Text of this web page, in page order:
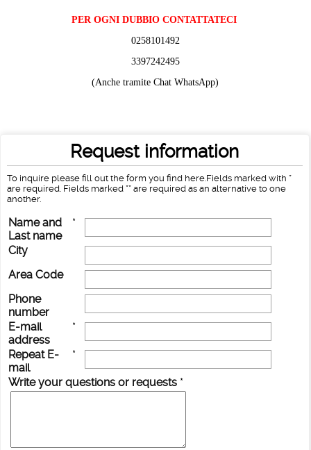
PER OGNI DUBBIO CONTATTATECI
0258101492
3397242495
(Anche tramite Chat WhatsApp)
Request information
To inquire please fill out the form you find here.Fields marked with *
are required. Fields marked ** are required as an alternative to one
another.
Name and
Last name
*
City
Area Code
Phone
number
E-mail
address
*
Repeat E-
mail
*
Write your questions or requests *